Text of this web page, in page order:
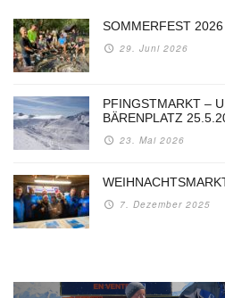
SOMMERFEST 2026
29. Juni 2026
PFINGSTMARKT –
BÄRENPLATZ
23. Mai 2026
7. Dezember 2025